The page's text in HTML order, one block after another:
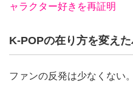
ャラクター好きを再証明
K-POPの在り方を変え
ファンの反発は少なくない。